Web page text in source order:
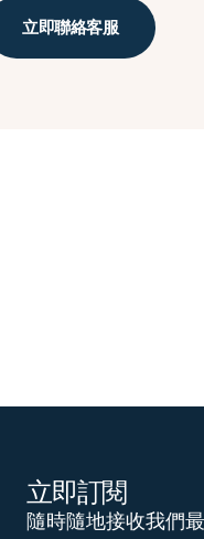
立即聯絡客服
立即訂閱
隨時隨地接收我們